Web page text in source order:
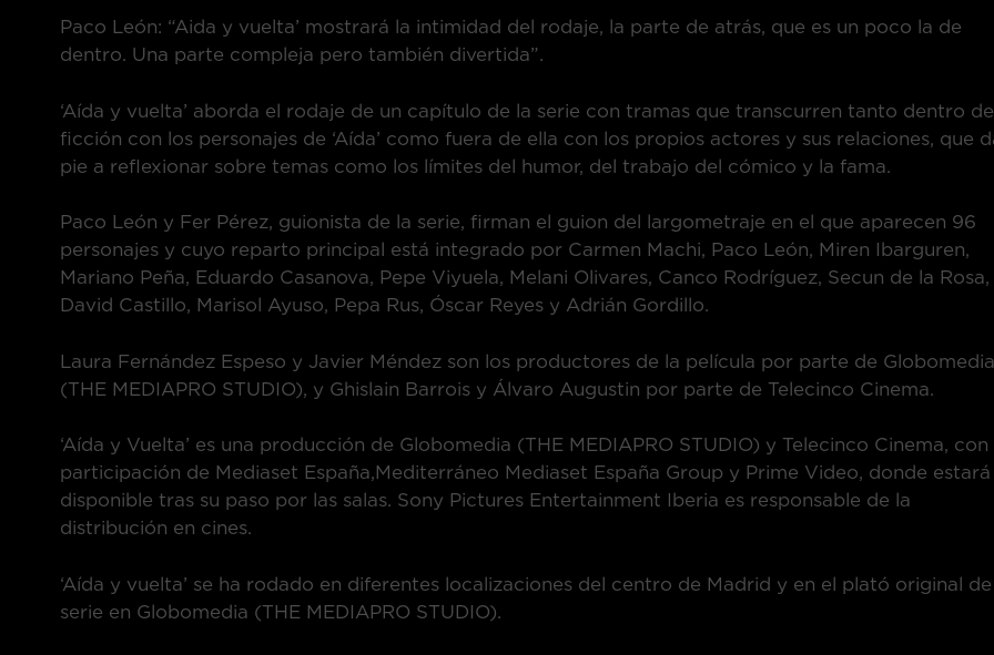
Paco León: “Aida y vuelta’ mostrará la intimidad del rodaje, la parte de atrás, que es un poco la de
dentro. Una parte compleja pero también divertida”.
‘Aída y vuelta’ aborda el rodaje de un capítulo de la serie con tramas que transcurren tanto dentro
ficción con los personajes de ‘Aída’ como fuera de ella con los propios actores y sus relaciones, que
pie a reflexionar sobre temas como los límites del humor, del trabajo del cómico y la fama.
Paco León y Fer Pérez, guionista de la serie, firman el guion del largometraje en el que aparecen 96
personajes y cuyo reparto principal está integrado por Carmen Machi, Paco León, Miren Ibarguren,
Mariano Peña, Eduardo Casanova, Pepe Viyuela, Melani Olivares, Canco Rodríguez, Secun de la Rosa,
David Castillo, Marisol Ayuso, Pepa Rus, Óscar Reyes y Adrián Gordillo.
Laura Fernández Espeso y Javier Méndez son los productores de la película por parte de Globomedia
(THE MEDIAPRO STUDIO), y Ghislain Barrois y Álvaro Augustin por parte de Telecinco Cinema.
‘Aída y Vuelta’ es una producción de Globomedia (THE MEDIAPRO STUDIO) y Telecinco Cinema, con
participación de Mediaset España,Mediterráneo Mediaset España Group y Prime Video, donde estará
disponible tras su paso por las salas. Sony Pictures Entertainment Iberia es responsable de la
distribución en cines.
‘Aída y vuelta’ se ha rodado en diferentes localizaciones del centro de Madrid y en el plató original
serie en Globomedia (THE MEDIAPRO STUDIO).